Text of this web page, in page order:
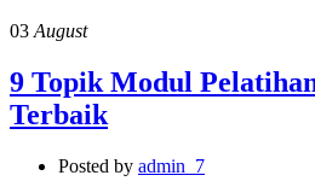
03 August
9 Topik Modul
Terbaik
Posted by admin_7